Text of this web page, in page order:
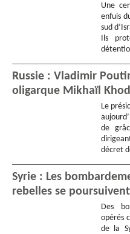
Une
enfuis
sud
Ils
Russie : Vladimir
oligarque Mikhaïl
Le
de
décret
Syrie : Les
rebelles se poursuivent
Des
opérés
de la